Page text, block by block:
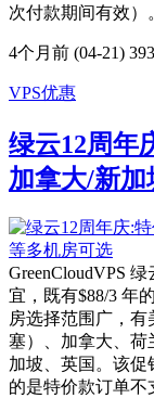
次付款期间有效
4个月前 (04-21)
VPS优惠
绿云12周年
加拿大/新
GreenCloudVPS
宜，既有$88/3 年
房选择范围广，
塞）、加拿大、荷
加坡、英国。该促
的是特价款订单